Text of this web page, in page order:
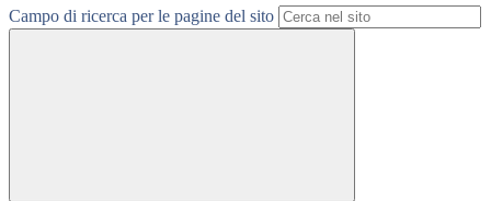
Campo di ricerca per le pagine del sito